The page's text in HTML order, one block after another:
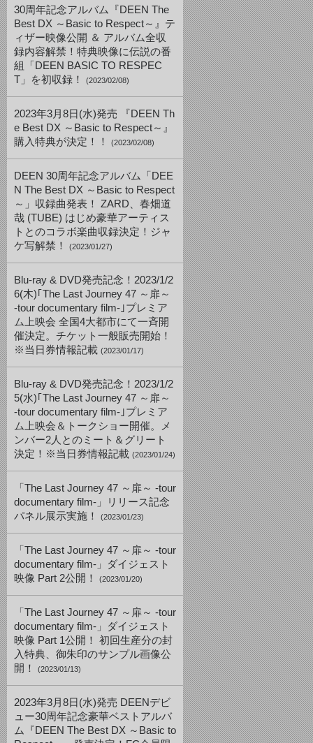
30周年記念アルバム『DEEN The
Best DX ～Basic to Respect～』テ
ィザー映像公開 ＆ アルバム全収
録内容解禁！特典映像に伝説の番
組「DEEN BASIC TO RESPEC
T」を初収録！
(2023/02/08)
2023年3月8日(水)発売 『DEEN Th
e Best DX ～Basic to Respect～』
購入特典が決定！！
(2023/02/08)
DEEN 30周年記念アルバム「DEE
N The Best DX ～Basic to Respect
～」収録曲発表！ ZARD、春畑道
哉 (TUBE) はじめ豪華アーティス
トとのコラボ楽曲収録決定！ジャ
ケ写解禁！
(2023/01/27)
Blu-ray & DVD発売記念！2023/1/2
6(木)｢The Last Journey 47 ～扉～
-tour documentary film-｣プレミア
ム上映会 全国4大都市にて一斉開
催決定。チケット一般販売開始！
※当日券情報記載 (2023/01/17)
Blu-ray & DVD発売記念！2023/1/2
5(水)｢The Last Journey 47 ～扉～
-tour documentary film-｣プレミア
ム上映会＆トークショー開催。メ
ンバー2人とのミート＆グリート
決定！※当日券情報記載 (2023/01/24)
「The Last Journey 47 ～扉～ -tour
documentary film-」リリース記念
パネル展示実施！
(2023/01/23)
「The Last Journey 47 ～扉～ -tour
documentary film-」ダイジェスト
映像 Part 2公開！
(2023/01/20)
「The Last Journey 47 ～扉～ -tour
documentary film-」ダイジェスト
映像 Part 1公開！ 初回生産分の封
入特典、御朱印のサンプル画像公
開！
(2023/01/13)
2023年3月8日(水)発売 DEENデビ
ュー30周年記念豪華ベストアルバ
ム『DEEN The Best DX ～Basic to